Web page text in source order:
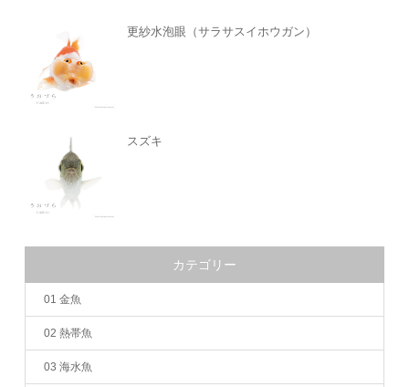
更紗水泡眼（サラサスイホウガン）
スズキ
カテゴリー
01 金魚
02 熱帯魚
03 海水魚